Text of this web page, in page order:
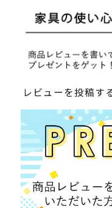
レビューを投稿す